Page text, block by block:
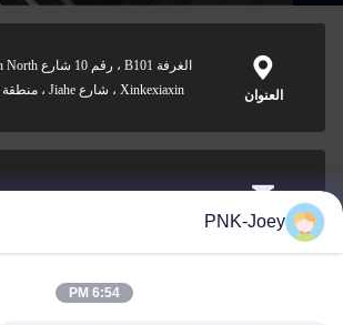
العنوان
Xinkexiaxin ، شارع Jiahe ، منطقة Baiyun ، قوانغتشو
البريد
xianzhihao@gzxingchao.infoPNK-Joey
6:54 PM